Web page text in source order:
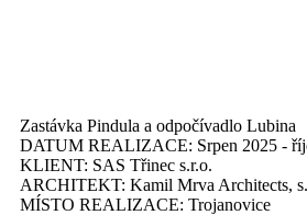
Zastávka Pindula a odpočívadlo Lubina
DATUM REALIZACE: Srpen 2025 -
KLIENT: SAS Třinec s.r.o.
ARCHITEKT: Kamil Mrva Architects,
MÍSTO REALIZACE: Trojanovice